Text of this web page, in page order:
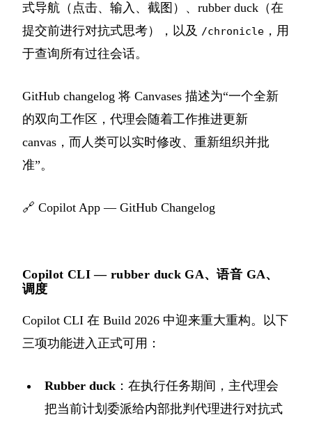
式导航（点击、输入、截图）、rubber duck（在
提交前进行对抗式思考），以及 /chronicle ，用
于查询所有过往会话。
GitHub changelog 将 Canvases 描述为“一个全新
的双向工作区，代理会随着工作推进更新
canvas，而人类可以实时修改、重新组织并批
准”。
🔗 Copilot App — GitHub Changelog
Copilot CLI — rubber duck GA、语音 GA、
调度
Copilot CLI 在 Build 2026 中迎来重大重构。以下
三项功能进入正式可用：
Rubber duck ：在执行任务期间，主代理会
把当前计划委派给内部批判代理进行对抗式